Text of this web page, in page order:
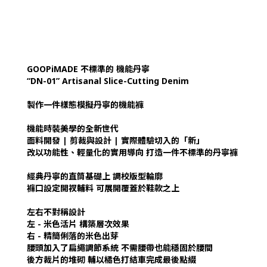
GOOPiMADE 不標準的 機能丹寧
“DN-01” Artisanal Slice-Cutting Denim
製作一件樣態模擬丹寧的機能褲
機能時裝美學的全新世代
面料開發 | 剪裁與設計 | 實際體驗切入的「新」
改以功能性、輕量化的實用導向 打造一件不標準的丹寧褲
經典丹寧的直筒基礎上 調校版型輪廓
褲口設定開衩輔料 可展開覆蓋於鞋款之上
左右不對稱設計
左 - 米色活片 構築層次效果
右 - 精簡俐落的米色出芽
腰頭加入了扁繩調節系統 不需腰帶也能穩固於腰間
後方裁片的堆砌 輔以橘色打結車完成最後點綴